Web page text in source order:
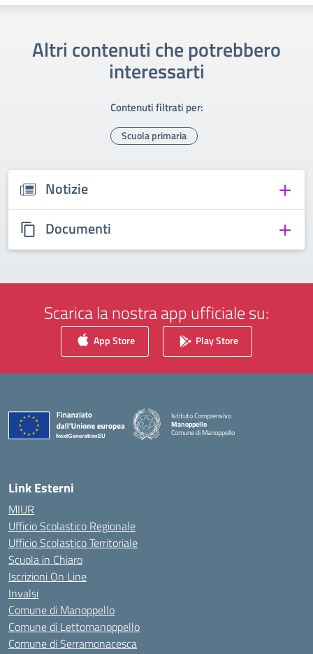
Altri contenuti che potrebbero
interessarti
Contenuti filtrati per:
Scuola primaria
Notizie
Documenti
Scarica la nostra app ufficiale su:
App Store Play Store
Istituto Comprensivo
Manoppello
Comune di Manoppello
— Visita la pagina iniziale della scuola
Link Esterni
MIUR
Ufficio Scolastico Regionale
Ufficio Scolastico Territoriale
Scuola in Chiaro
Iscrizioni On Line
Invalsi
Comune di Manoppello
Comune di Lettomanoppello
Comune di Serramonacesca